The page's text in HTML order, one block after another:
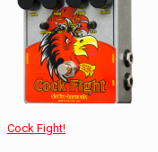
Cock Fight!